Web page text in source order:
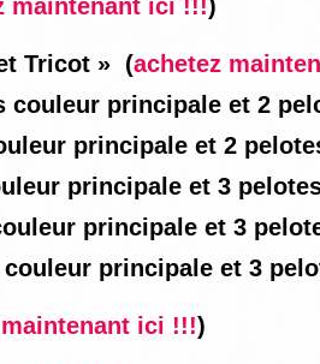
maintenant ici !!!)
Tricot » (achetez
couleur principale et 2
principale et 2
principale et 3
principale et 3
principale et 3
ici !!!)